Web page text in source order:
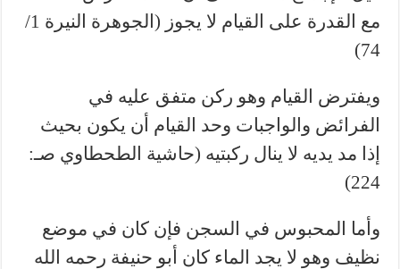
مع القدرة على القيام لا يجوز (الجوهرة النيرة 1/
74)
ويفترض القيام وهو ركن متفق عليه في
الفرائض والواجبات وحد القيام أن يكون بحيث
إذا مد يديه لا ينال ركبتيه (حاشية الطحطاوي صـ:
224)
وأما المحبوس في السجن فإن كان في موضع
نظيف وهو لا يجد الماء كان أبو حنيفة رحمه الله